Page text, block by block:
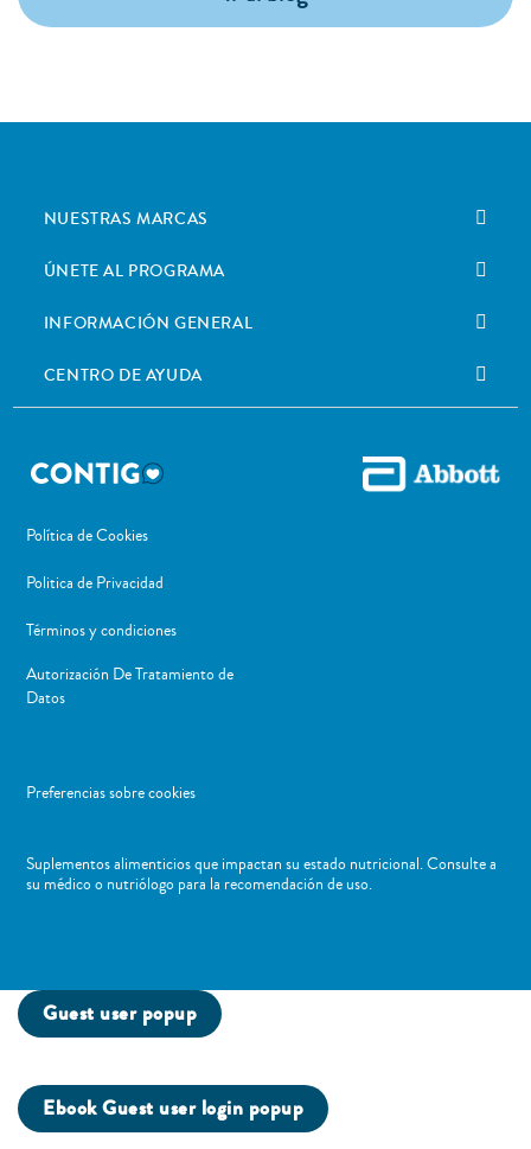
NUESTRAS MARCAS
ÚNETE AL PROGRAMA
INFORMACIÓN GENERAL
CENTRO DE AYUDA
Política de Cookies
Politica de Privacidad
Términos y condiciones
Autorización De Tratamiento de
Datos
Preferencias sobre cookies
Suplementos alimenticios que impactan su estado nutricional. Consulte a
su médico o nutriólogo para la recomendación de uso. ​
Guest user popup
Ebook Guest user login popup